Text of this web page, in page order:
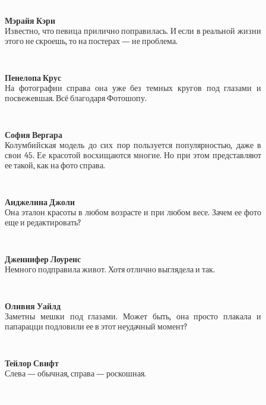
Мэрайя Кэри
Известно, что певица прилично поправилась. И если в реальной жизни
этого не скроешь, то на постерах — не проблема.
Пенелопа Крус
На фотографии справа она уже без темных кругов под глазами и
посвежевшая. Всё благодаря Фотошопу.
София Вергара
Колумбийская модель до сих пор пользуется популярностью, даже в
свои 45. Ее красотой восхищаются многие. Но при этом представляют
ее такой, как на фото справа.
Анджелина Джоли
Она эталон красоты в любом возрасте и при любом весе. Зачем ее фото
еще и редактировать?
Дженнифер Лоуренс
Немного подправила живот. Хотя отлично выглядела и так.
Оливия Уайлд
Заметны мешки под глазами. Может быть, она просто плакала и
папарацци подловили ее в этот неудачный момент?
Тейлор Свифт
Слева — обычная, справа — роскошная.